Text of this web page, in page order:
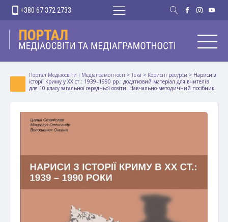
+380 67 372 2733
Портал Медіаосвіти і Медіаграмотності > Тека > Корисні ресурси > Нариси з
історії Криму у ХХ ст.: 1939–1990 рр.: додатковий матеріал для вчителів
для 10 класу загальної середньої освіти. Навчально-методичний посібник